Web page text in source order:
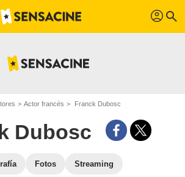
profil search
Actor francés Franck Dubosc
Dubosc
Fotos Streaming